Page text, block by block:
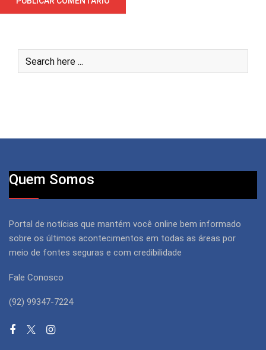
Quem Somos
Portal de notícias que mantém você online bem informado
sobre os últimos acontecimentos em todas as áreas por
meio de fontes seguras e com credibilidade
Fale Conosco
(92) 99347-7224